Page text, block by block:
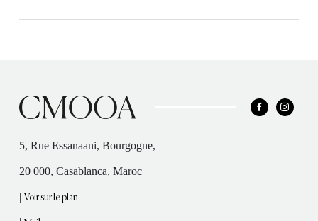
5, Rue Essanaani, Bourgogne,
20 000, Casablanca, Maroc
|Voir sur le plan